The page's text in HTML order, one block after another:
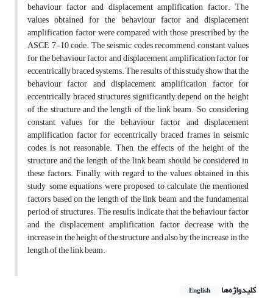
behaviour factor and displacement amplification factor. The
values obtained for the behaviour factor and displacement
amplification factor were compared with those prescribed by the
ASCE 7-10 code. The seismic codes recommend constant values
for the behaviour factor and displacement amplification factor for
eccentrically braced systems. The results of this study show that the
behaviour factor and displacement amplification factor for
eccentrically braced structures significantly depend on the height
of the structure and the length of the link beam. So, considering
constant values for the behaviour factor and displacement
amplification factor for eccentrically braced frames in seismic
codes is not reasonable. Then, the effects of the height of the
structure and the length of the link beam should be considered in
these factors. Finally, with regard to the values obtained in this
study, some equations were proposed to calculate the mentioned
factors based on the length of the link beam and the fundamental
period of structures. The results indicate that the behaviour factor
and the displacement amplification factor decrease with the
increase in the height of the structure and also by the increase in the
length of the link beam.
کلیدواژه‌ها English